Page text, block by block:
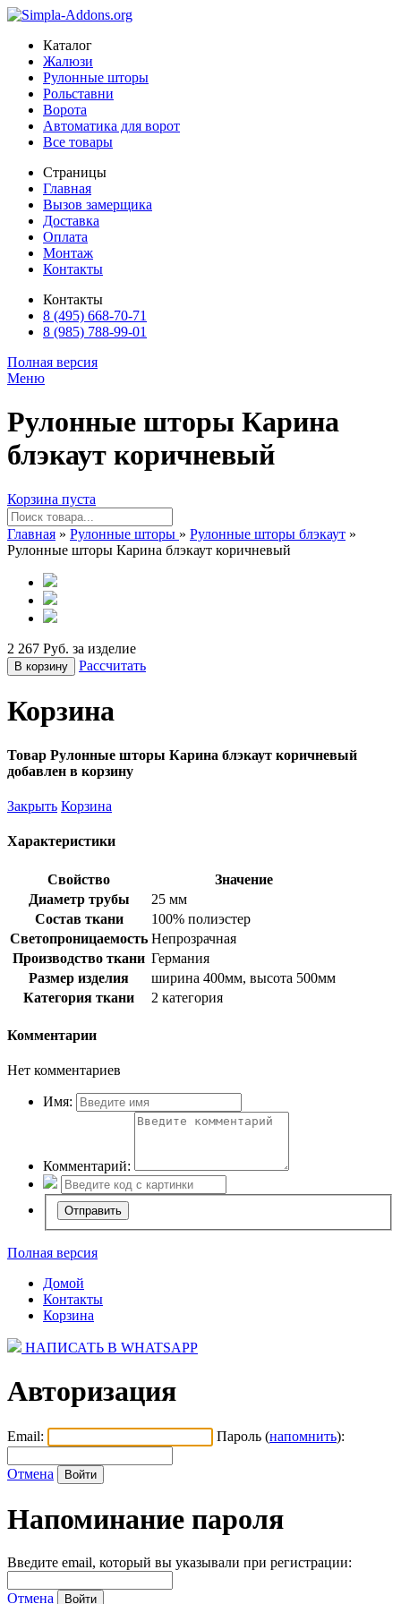
Каталог
Жалюзи
Рулонные шторы
Рольставни
Ворота
Автоматика для ворот
Все товары
Страницы
Главная
Вызов замерщика
Доставка
Оплата
Монтаж
Контакты
Контакты
8 (495) 668-70-71
8 (985) 788-99-01
Полная версия
Меню
Рулонные шторы Карина
блэкаут коричневый
Корзина пуста
Главная » Рулонные шторы » Рулонные шторы блэкаут »
Рулонные шторы Карина блэкаут коричневый
2 267 Руб. за изделие
В корзину Рассчитать
Корзина
Товар Рулонные шторы Карина блэкаут коричневый
добавлен в корзину
Закрыть Корзина
Характеристики
Свойство
Значение
Диаметр трубы
25 мм
Состав ткани
100% полиэстер
Светопроницаемость Непрозрачная
Производство ткани Германия
Размер изделия
ширина 400мм, высота 500мм
Категория ткани
2 категория
Комментарии
Нет комментариев
Имя:
Комментарий:
Полная версия
Домой
Контакты
Корзина
НАПИСАТЬ В WHATSAPP
Авторизация
Email: Пароль (напомнить):
Отмена
Напоминание пароля
Введите email, который вы указывали при регистрации:
Отмена